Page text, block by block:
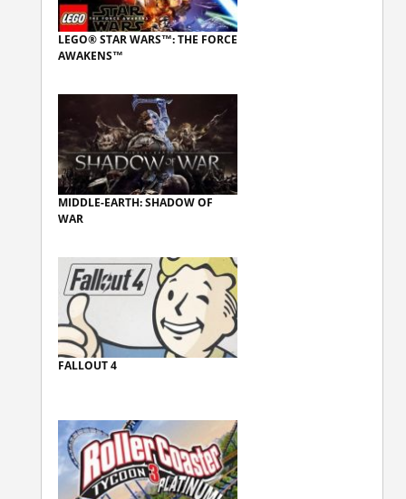
LEGO® STAR WARS™: THE FORCE
AWAKENS™
MIDDLE-EARTH: SHADOW OF
WAR
FALLOUT 4